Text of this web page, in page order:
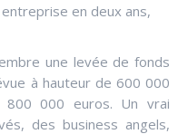
en deux ans,
une levée de fonds
à hauteur de 600 000
800 000 euros. Un vrai
des business angels,